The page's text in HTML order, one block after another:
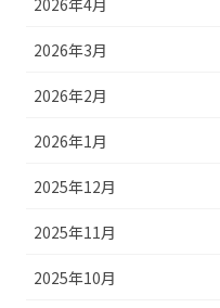
2026年3月
2026年2月
2026年1月
2025年12月
2025年11月
2025年10月